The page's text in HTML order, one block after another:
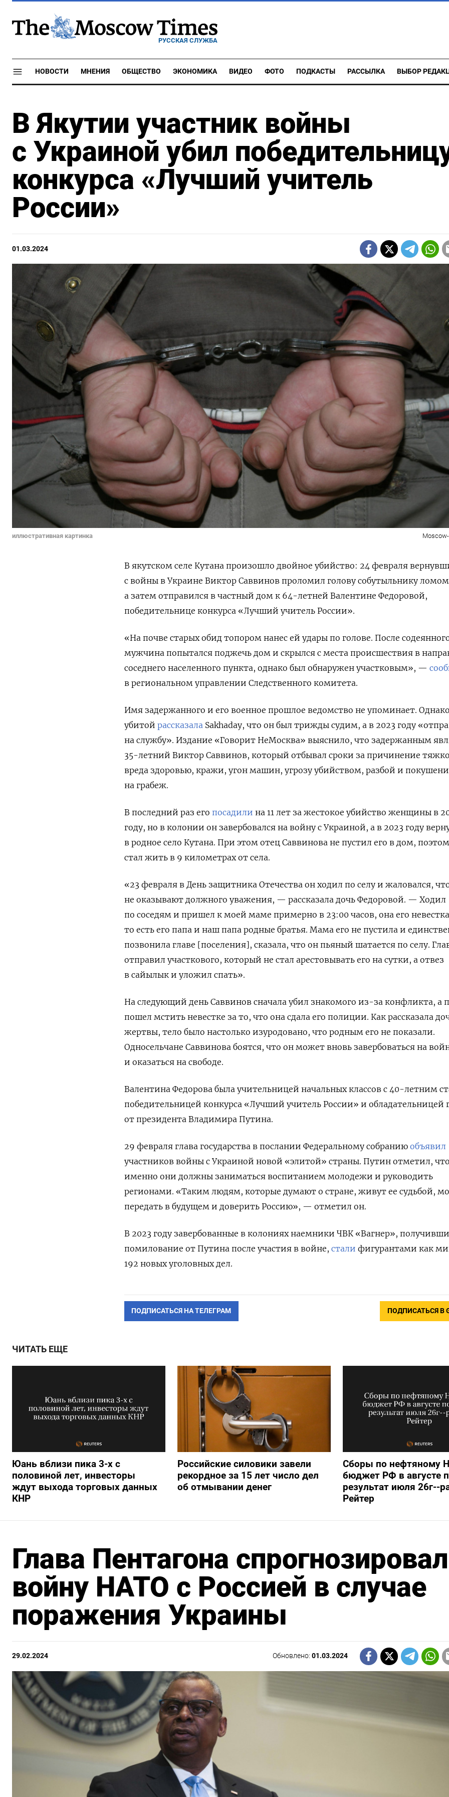
РУССКАЯ СЛУЖБА
НОВОСТИ МНЕНИЯ ОБЩЕСТВО ЭКОНОМИКА ВИДЕО ФОТО ПОДКАСТЫ РАССЫЛКА ВЫБОР
В Якутии участник войны
с Украиной убил
конкурса «Лучший учитель
России»
01.03.2024
иллюстративная картинка
В якутском селе Кутана произошло двойное убийство: 24 февраля
с войны в Украине Виктор Саввинов проломил голову собутыльнику
а затем отправился в частный дом к 64-летней Валентине Федоровой,
победительнице конкурса «Лучший учитель России».
«На почве старых обид топором нанес ей удары по голове. После
мужчина попытался поджечь дом и скрылся с места происшествия в
соседнего населенного пункта, однако был обнаружен участковым», —
в региональном управлении Следственного комитета.
Имя задержанного и его военное прошлое ведомство не упоминает.
убитой рассказала Sakhaday, что он был трижды судим, а в 2023 году
на службу». Издание «Говорит НеМосква» выяснило, что задержанным
35-летний Виктор Саввинов, который отбывал сроки за причинение
вреда здоровью, кражи, угон машин, угрозу убийством, разбой и
на грабеж.
В последний раз его посадили на 11 лет за жестокое убийство женщины в
году, но в колонии он завербовался на войну с Украиной, а в 2023 году
в родное село Кутана. При этом отец Саввинова не пустил его в дом,
стал жить в 9 километрах от села.
«23 февраля в День защитника Отечества он ходил по селу и жаловался,
не оказывают должного уважения, — рассказала дочь Федоровой. — Ходил
по соседям и пришел к моей маме примерно в 23:00 часов, она его
то есть его папа и наш папа родные братья. Мама его не пустила и
позвонила главе [поселения], сказала, что он пьяный шатается по селу.
отправил участкового, который не стал арестовывать его на сутки, а отвез
в сайылык и уложил спать».
На следующий день Саввинов сначала убил знакомого из-за конфликта, а
пошел мстить невестке за то, что она сдала его полиции. Как рассказала
жертвы, тело было настолько изуродовано, что родным его не показали.
Односельчане Саввинова боятся, что он может вновь завербоваться на
и оказаться на свободе.
Валентина Федорова была учительницей начальных классов с 40-летним
победительницей конкурса «Лучший учитель России» и обладательницей
от президента Владимира Путина.
29 февраля глава государства в послании Федеральному собранию объявил
участников войны с Украиной новой «элитой» страны. Путин отметил, что
именно они должны заниматься воспитанием молодежи и руководить
регионами. «Таким людям, которые думают о стране, живут ее судьбой,
передать в будущем и доверить Россию», — отметил он.
В 2023 году завербованные в колониях наемники ЧВК «Вагнер»,
помилование от Путина после участия в войне, стали фигурантами как
192 новых уголовных дел.
ПОДПИСАТЬСЯ НА ТЕЛЕГРАМ ПОДПИСАТЬСЯ В
ЧИТАТЬ ЕЩЕ
Юань вблизи пика 3-х с
половиной лет, инвесторы
ждут выхода торговых данных
КНР
Российские силовики завели
рекордное за 15 лет число дел
об отмывании денег
Сборы по нефтяному
бюджет РФ в августе
результат июля 26г--
Рейтер
Глава Пентагона спрогнозировал
войну НАТО с Россией в случае
поражения Украины
29.02.2024 Обновлено:01.03.2024